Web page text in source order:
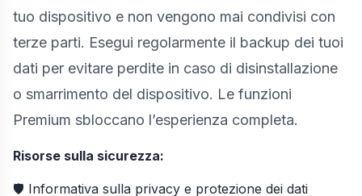
tuo dispositivo e non vengono mai condivisi con
terze parti. Esegui regolarmente il backup dei tuoi
dati per evitare perdite in caso di disinstallazione
o smarrimento del dispositivo. Le funzioni
Premium sbloccano l’esperienza completa.
Risorse sulla sicurezza:
🛡️ Informativa sulla privacy e protezione dei dati